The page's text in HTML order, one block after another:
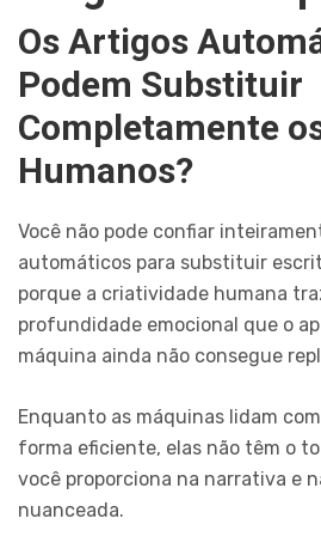
Os Artigos
Podem Substituir
Completamente
Humanos?
Você não pode confiar
automáticos para substituir
porque a criatividade humana
profundidade emocional que o
máquina ainda não consegue
Enquanto as máquinas lidam
forma eficiente, elas não têm o
você proporciona na narrativa e
nuanceada.